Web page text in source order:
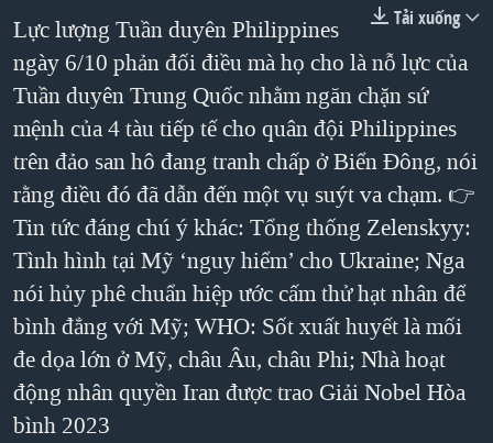
VĂN HOÁ
THỂ THAO
GIÁO DỤC
TRỊNH VĨNH BÌNH - NGƯỜI HẠ 'BÊN THẮNG CUỘC'
GROUND ZERO – XƯA VÀ NAY
CHI PHÍ CHIẾN TRANH AFGHANISTAN
CÁC GIÁ TRỊ CỘNG HÒA Ở VIỆT NAM
THƯỢNG ĐỈNH TRUMP-KIM TẠI VIỆT NAM
TRỊNH VĨNH BÌNH VS. CHÍNH PHỦ VIỆT NAM
NGƯ DÂN VIỆT VÀ LÀN SÓNG TRỘM HẢI SÂM
BÊN KIA QUỐC LỘ: TIẾNG VỌNG TỪ NÔNG THÔN MỸ
QUAN HỆ VIỆT MỸ
Ngôn ngữ khác Tải xuống
Lực lượng Tuần duyên Philippines
ngày 6/10 phản đối điều mà họ cho là nỗ lực của
Tuần duyên Trung Quốc nhằm ngăn chặn sứ
mệnh của 4 tàu tiếp tế cho quân đội Philippines
trên đảo san hô đang tranh chấp ở Biển Đông, nói
rằng điều đó đã dẫn đến một vụ suýt va chạm. 👉
Tin tức đáng chú ý khác: Tổng thống Zelenskyy:
Tình hình tại Mỹ ‘nguy hiểm’ cho Ukraine; Nga
nói hủy phê chuẩn hiệp ước cấm thử hạt nhân để
bình đẳng với Mỹ; WHO: Sốt xuất huyết là mối
đe dọa lớn ở Mỹ, châu Âu, châu Phi; Nhà hoạt
động nhân quyền Iran được trao Giải Nobel Hòa
bình 2023